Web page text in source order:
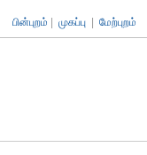
பின்புறம் முகப்பு மேற்புறம்